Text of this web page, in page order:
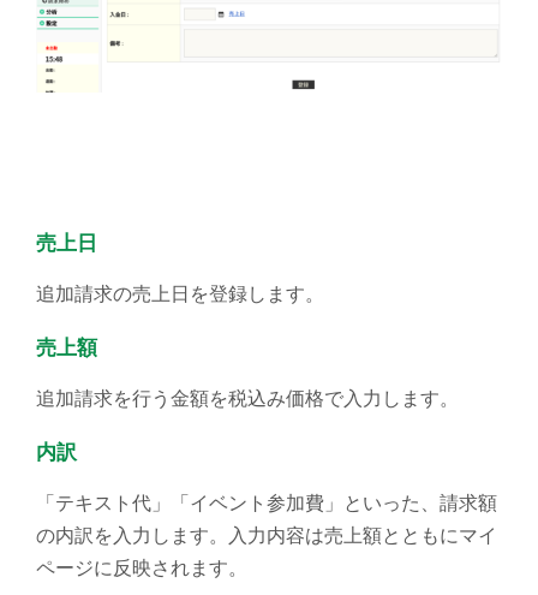
売上日
追加請求の売上日を登録します。
売上額
追加請求を行う金額を税込み価格で入力します。
内訳
「テキスト代」「イベント参加費」といった、請求額
の内訳を入力します。入力内容は売上額とともにマイ
ページに反映されます。